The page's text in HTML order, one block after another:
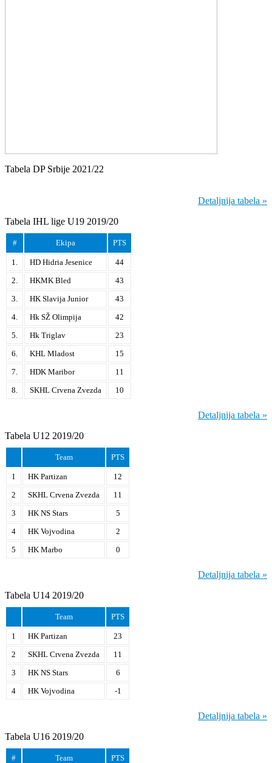
Tabela DP Srbije 2021/22
Detaljnija tabela »
Tabela IHL lige U19 2019/20
# Ekipa PTS
1. HD Hidria Jesenice
44
2.
HKMK Bled
43
3.
HK Slavija Junior
43
4.
Hk SŽ Olimpija
42
5.
Hk Triglav
23
6.
KHL Mladost
15
7.
HDK Maribor
11
8.
SKHL Crvena Zvezda 10
Detaljnija tabela »
Tabela U12 2019/20
Team PTS
1 HK Partizan
12
2
SKHL Crvena Zvezda
11
3
HK NS Stars
5
4
HK Vojvodina
2
5
HK Marbo 0
Detaljnija tabela »
Tabela U14 2019/20
Team PTS
1 HK Partizan
23
2
SKHL Crvena Zvezda
11
3
HK NS Stars
6
4
HK Vojvodina -1
Detaljnija tabela »
Tabela U16 2019/20
# Team PTS